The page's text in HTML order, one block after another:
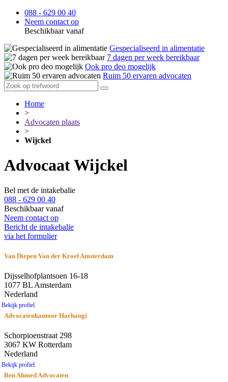
088 - 629 00 40
Neem contact op
Beschikbaar vanaf
Gespecialiseerd in alimentatie
7 dagen per week bereikbaar
Ook pro deo mogelijk
Ruim 50 ervaren advocaten
Home
>
Advocaten plaats
>
Wijckel
Advocaat Wijckel
Bel met de intakebalie
088 - 629 00 40
Beschikbaar vanaf
Neem contact op
Bericht de intakebalie
via het formulier
Van Diepen Van der Kroef Amsterdam
Dijsselhofplantsoen 16-18
1077 BL Amsterdam
Nederland
Bekijk profiel
Advocatenkantoor Harhangi
Schorpioenstraat 298
3067 KW Rotterdam
Nederland
Bekijk profiel
Ben Ahmed Advocaten